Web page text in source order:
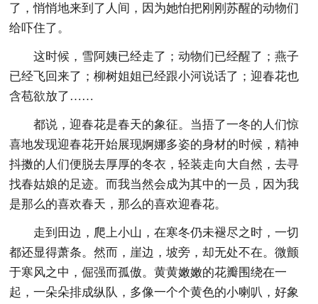
了，悄悄地来到了人间，因为她怕把刚刚苏醒的动物们
给吓住了。
这时候，雪阿姨已经走了；动物们已经醒了；燕子
已经飞回来了；柳树姐姐已经跟小河说话了；迎春花也
含苞欲放了……
都说，迎春花是春天的象征。当捂了一冬的人们惊
喜地发现迎春花开始展现婀娜多姿的身材的时候，精神
抖擞的人们便脱去厚厚的冬衣，轻装走向大自然，去寻
找春姑娘的足迹。而我当然会成为其中的一员，因为我
是那么的喜欢春天，那么的喜欢迎春花。
走到田边，爬上小山，在寒冬仍未褪尽之时，一切
都还显得萧条。然而，崖边，坡旁，却无处不在。微颤
于寒风之中，倔强而孤傲。黄黄嫩嫩的花瓣围绕在一
起，一朵朵排成纵队，多像一个个黄色的小喇叭，好象